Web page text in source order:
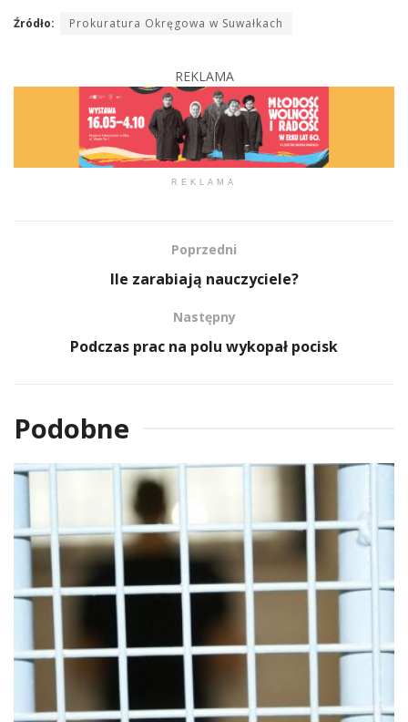
Źródło: Prokuratura Okręgowa w Suwałkach
REKLAMA
REKLAMA
Poprzedni
Ile zarabiają nauczyciele?
Następny
Podczas prac na polu wykopał pocisk
Podobne